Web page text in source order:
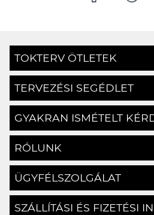
TOKTERV ÖTLETEK
TERVEZÉSI SEGÉDLET
GYAKRAN ISMÉTELT
RÓLUNK
ÜGYFÉLSZOLGÁLAT
SZÁLLÍTÁSI ÉS FIZETÉSI